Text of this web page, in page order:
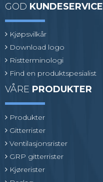
GOD KUNDESERVICE
Kjøpsvilkår
Download logo
Ristterminologi
Find en produktspesialist
VÅRE PRODUKTER
Produkter
Gitterrister
Ventilasjonsrister
GRP gitterrister
Kjørerister